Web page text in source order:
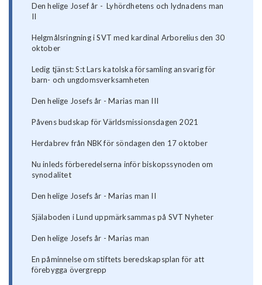
Den helige Josef år - Lyhördhetens och lydnadens man
II
Helgmålsringning i SVT med kardinal Arborelius den 30
oktober
Ledig tjänst: S:t Lars katolska församling ansvarig för
barn- och ungdomsverksamheten
Den helige Josefs år - Marias man III
Påvens budskap för Världsmissionsdagen 2021
Herdabrev från NBK för söndagen den 17 oktober
Nu inleds förberedelserna inför biskopssynoden om
synodalitet
Den helige Josefs år - Marias man II
Själaboden i Lund uppmärksammas på SVT Nyheter
Den helige Josefs år - Marias man
En påminnelse om stiftets beredskapsplan för att
förebygga övergrepp